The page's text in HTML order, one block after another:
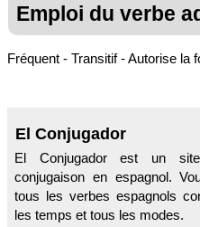
Emploi du verbe
Fréquent - Transitif - Autorise la
El Conjugador
El Conjugador est un
conjugaison en espagnol.
tous les verbes espagnols
les temps et tous les modes.